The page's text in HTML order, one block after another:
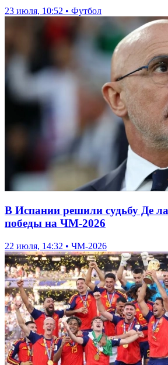
23 июля, 10:52 • Футбол
В Испании решили судьбу Де
победы на ЧМ-2026
22 июля, 14:32 • ЧМ-2026